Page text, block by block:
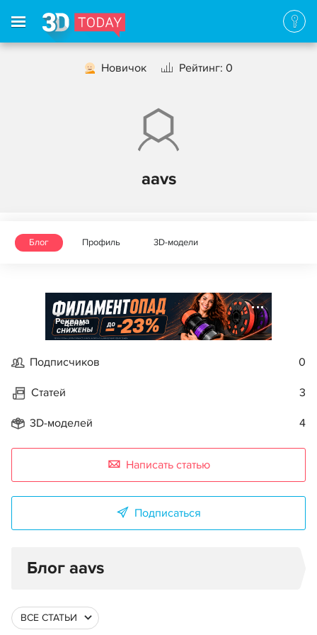
Новичок Рейтинг: 0
aavs
Блог Профиль 3D-модели
Реклама
Подписчиков 0
Статей 3
3D-моделей 4
Написать статью
Подписаться
Блог aavs
ВСЕ СТАТЬИ